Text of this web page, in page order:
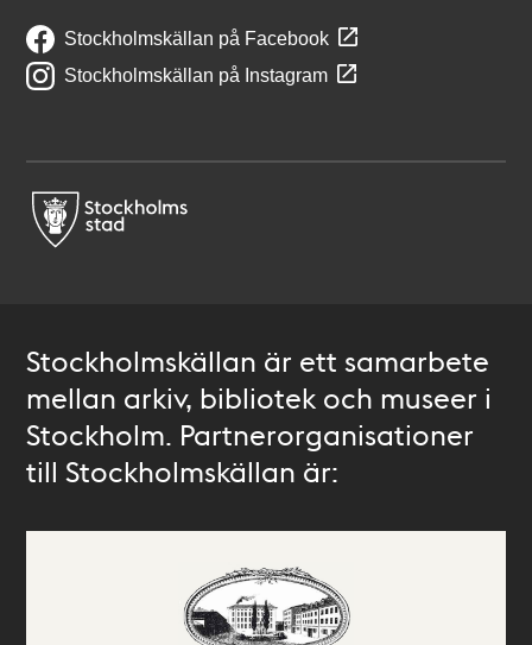
Stockholmskällan på Facebook
Stockholmskällan på Instagram
Stockholmskällan är ett samarbete
mellan arkiv, bibliotek och museer i
Stockholm. Partnerorganisationer
till Stockholmskällan är: